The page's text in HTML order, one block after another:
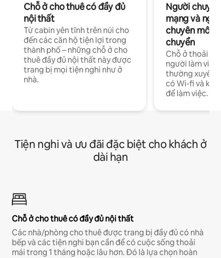
Chỗ ở cho thuê có đầy đủ
nội thất
Từ cabin yên tĩnh trên núi cho
đến các căn hộ tiện lợi trong
thành phố – những chỗ ở cho
thuê đầy đủ nội thất này được
trang bị mọi tiện nghi như ở
nhà.
Người
mạng và
chuyên môn
chuyển
Chỗ ở thoải
người làm việc
thường xuyên
có Wi-fi và
để làm việc.
Tiện nghi và ưu đãi đặc biệt cho khách ở
dài hạn
Chỗ ở cho thuê có đầy đủ nội thất
Các nhà/phòng cho thuê được trang bị đầy đủ có nhà
bếp và các tiện nghi bạn cần để có cuộc sống thoải
mái trong 1 tháng hoặc lâu hơn. Đó là lựa chọn hoàn